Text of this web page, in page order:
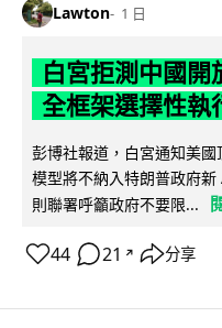
Lawton 1 日
白宮拒測中國開
全框架選擇性執
彭博社報道，白宮通知美
模型將不納入特朗普政府
則聯署呼籲政府不要限...
44 21 ↗ 分享